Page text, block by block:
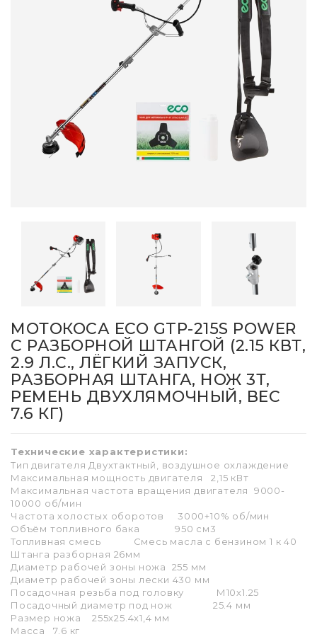
МОТОКОСА ECO GTP-215S POWER
С РАЗБОРНОЙ ШТАНГОЙ (2.15 КВТ,
2.9 Л.С., ЛЁГКИЙ ЗАПУСК,
РАЗБОРНАЯ ШТАНГА, НОЖ 3Т,
РЕМЕНЬ ДВУХЛЯМОЧНЫЙ, ВЕС
7.6 КГ)
Технические характеристики:
Тип двигателя Двухтактный, воздушное охлаждение
Максимальная мощность двигателя
2,15 кВт
Максимальная частота вращения двигателя
9000-
10000 об/мин
Частота холостых оборотов
3000+10% об/мин
Объём топливного бака
950 см3
Топливная смесь
Смесь масла с бензином 1 к 40
Штанга разборная 26мм
Диаметр рабочей зоны ножа
255 мм
Диаметр рабочей зоны лески 430 мм
Посадочная резьба под головку
М10х1.25
Посадочный диаметр под нож
25.4 мм
Размер ножа
255x25.4x1,4 мм
Масса
7.6 кг